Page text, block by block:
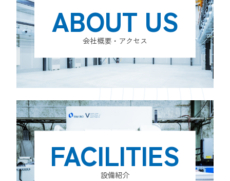
ABOUT US
会社概要・アクセス
FACILITIES
設備紹介